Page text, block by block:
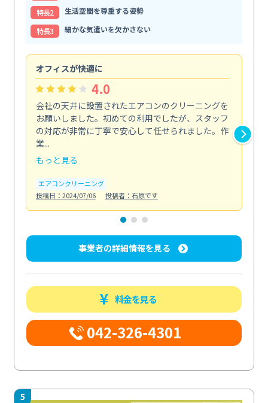
特⻑2
生活空間を尊重する姿勢
特⻑3
細かな気遣いを欠かさない
オフィスが快適に
4.0
会社の天井に設置されたエアコンのクリーニングを
お願いしました。初めての利用でしたが、スタッフ
の対応が非常に丁寧で安心して任せられました。作
業...
もっと見る
エアコンクリーニング
投稿日：2024/07/06
投稿者：石原です
事業者の詳細情報を見る
料金を見る
042-326-4301
5